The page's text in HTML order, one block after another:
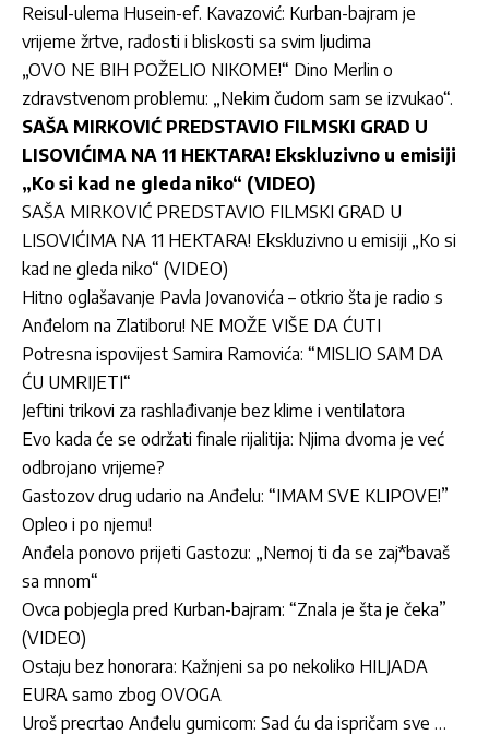
Reisul-ulema Husein-ef. Kavazović: Kurban-bajram je
vrijeme žrtve, radosti i bliskosti sa svim ljudima
„OVO NE BIH POŽELIO NIKOME!“ Dino Merlin o
zdravstvenom problemu: „Nekim čudom sam se izvukao“.
SAŠA MIRKOVIĆ PREDSTAVIO FILMSKI GRAD U
LISOVIĆIMA NA 11 HEKTARA! Ekskluzivno u emisiji
„Ko si kad ne gleda niko“ (VIDEO)
SAŠA MIRKOVIĆ PREDSTAVIO FILMSKI GRAD U
LISOVIĆIMA NA 11 HEKTARA! Ekskluzivno u emisiji „Ko si
kad ne gleda niko“ (VIDEO)
Hitno oglašavanje Pavla Jovanovića – otkrio šta je radio s
Anđelom na Zlatiboru! NE MOŽE VIŠE DA ĆUTI
Potresna ispovijest Samira Ramovića: “MISLIO SAM DA
ĆU UMRIJETI“
Jeftini trikovi za rashlađivanje bez klime i ventilatora
Evo kada će se održati finale rijalitija: Njima dvoma je već
odbrojano vrijeme?
Gastozov drug udario na Anđelu: “IMAM SVE KLIPOVE!”
Opleo i po njemu!
Anđela ponovo prijeti Gastozu: „Nemoj ti da se zaj*bavaš
sa mnom“
Ovca pobjegla pred Kurban-bajram: “Znala je šta je čeka”
(VIDEO)
Ostaju bez honorara: Kažnjeni sa po nekoliko HILJADA
EURA samo zbog OVOGA
Uroš precrtao Anđelu gumicom: Sad ću da ispričam sve …